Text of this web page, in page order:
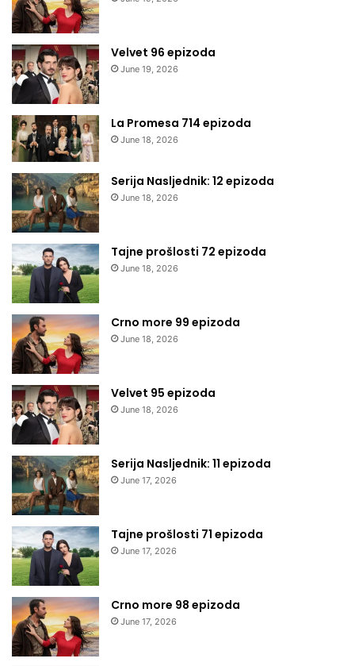
Velvet 96 epizoda
June 19, 2026
La Promesa 714 epizoda
June 18, 2026
Serija Nasljednik: 12 epizoda
June 18, 2026
Tajne prošlosti 72 epizoda
June 18, 2026
Crno more 99 epizoda
June 18, 2026
Velvet 95 epizoda
June 18, 2026
Serija Nasljednik: 11 epizoda
June 17, 2026
Tajne prošlosti 71 epizoda
June 17, 2026
Crno more 98 epizoda
June 17, 2026